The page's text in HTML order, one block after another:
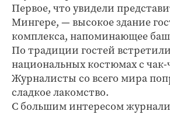
Первое, что увидели
Мингере, — высокое здание
комплекса, напоминающее
По традиции гостей
национальных костюмах с
Журналисты со всего мира
сладкое лакомство.
С большим интересом